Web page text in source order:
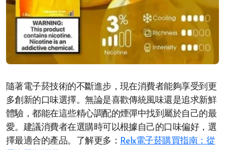
隨著電子菸技術的不斷進步，現在消費者能夠享受到更
多創新的口味選擇。無論是喜歡傳統風味還是追求新鮮
體驗，都能在這些精心調配的煙彈中找到屬於自己的最
愛。建議消費者在選購時可以根據自己的口味偏好，選
擇最適合的產品。了解更多： Relx電子菸購買指南：從